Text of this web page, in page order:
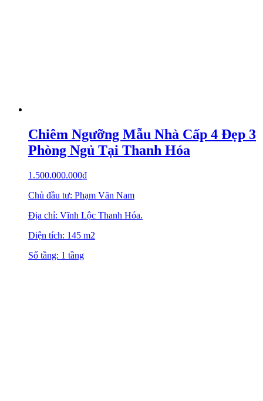
Chiêm Ngưỡng Mẫu Nhà Cấp 4 Đẹp 3
Phòng Ngủ Tại Thanh Hóa
1.500.000.000₫
Chủ đầu tư: Phạm Văn Nam
Địa chỉ: Vĩnh Lộc Thanh Hóa.
Diện tích: 145 m2
Số tầng: 1 tầng